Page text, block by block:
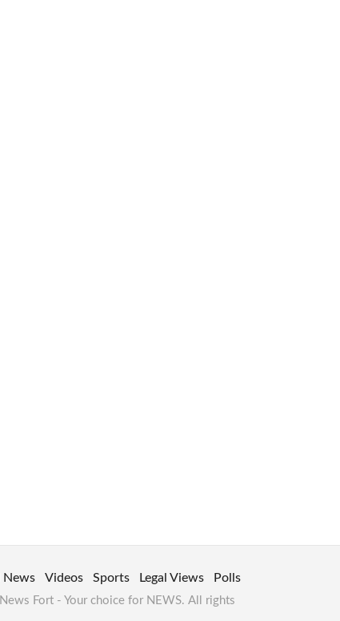
News Videos Sports Legal Views Polls
Fort - Your choice for NEWS. All rights